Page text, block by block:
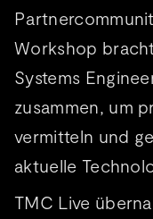
Workshop
Systems
zusammen, um
vermitteln und
aktuelle
TMC Live